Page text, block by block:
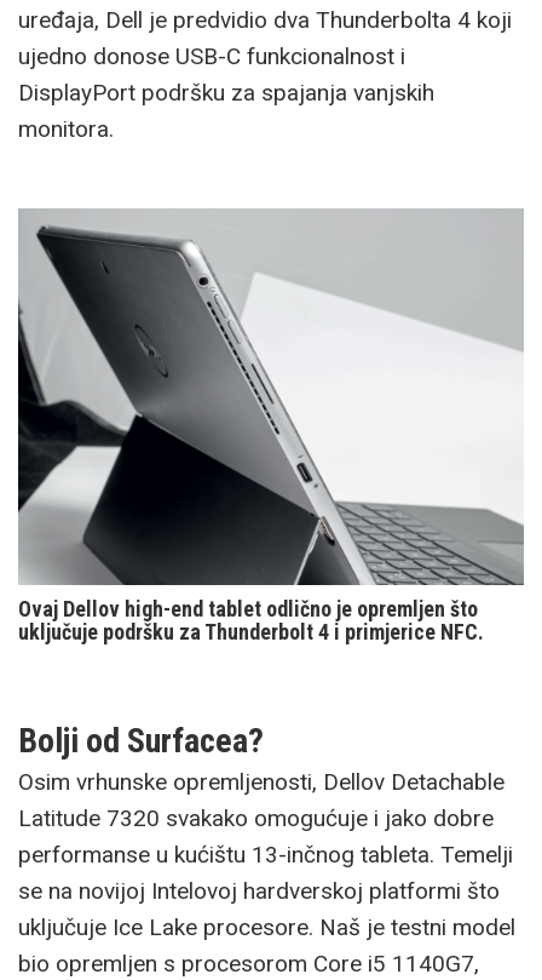
uređaja, Dell je predvidio dva Thunderbolta 4 koji
ujedno donose USB-C funkcionalnost i
DisplayPort podršku za spajanja vanjskih
monitora.
Ovaj Dellov high-end tablet odlično je opremljen što
uključuje podršku za Thunderbolt 4 i primjerice NFC.
Bolji od Surfacea?
Osim vrhunske opremljenosti, Dellov Detachable
Latitude 7320 svakako omogućuje i jako dobre
performanse u kućištu 13-inčnog tableta. Temelji
se na novijoj Intelovoj hardverskoj platformi što
uključuje Ice Lake procesore. Naš je testni model
bio opremljen s procesorom Core i5 1140G7,